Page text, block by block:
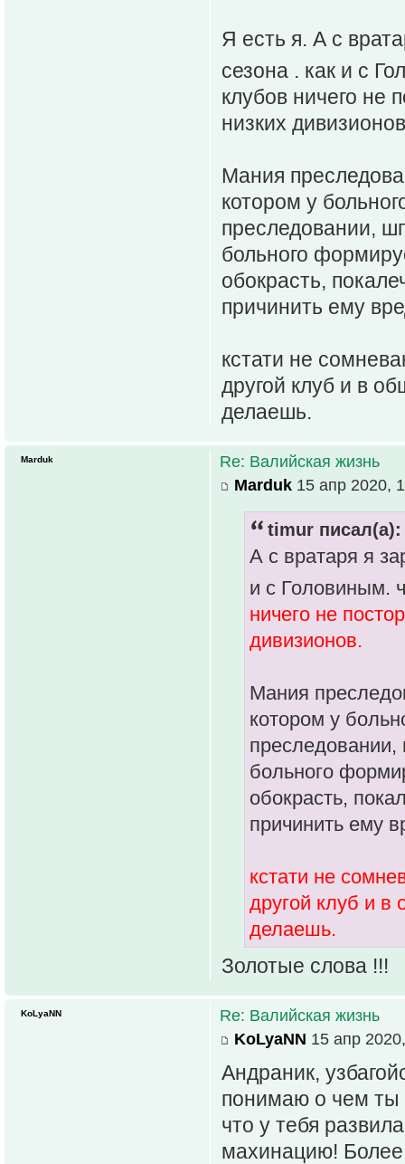
Я есть я. А с
сезона . как и с
клубов ничего не
низких
Мания
котором у
преследовании,
больного
обокрасть,
причинить ему
кстати не
другой клуб и в
делаешь.
Re: Валийская жизнь
Marduk 15 апр 2020,
timur писал(а):
А с вратаря я
и с Головиным.
ничего не
дивизионов.
Мания
котором у
больного
обокрасть,
причинить ему
кстати не
другой клуб и в
делаешь.
Золотые слова !!!
Marduk
Re: Валийская жизнь
KoLyaNN 15 апр
Андраник,
понимаю о чем ты
что у тебя
махинацию! Более
KoLyaNN